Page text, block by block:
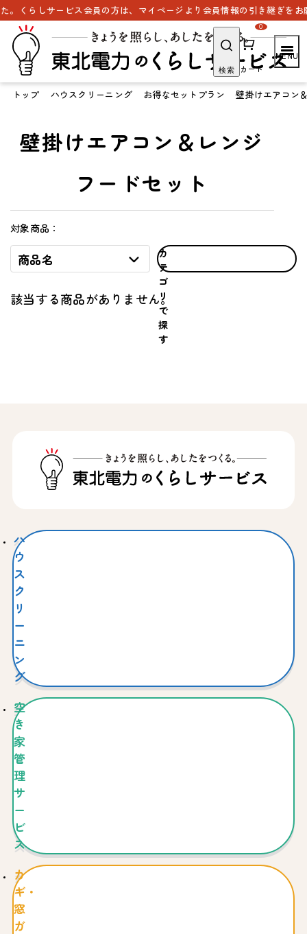
くらしサービス会員の方は、マイページより会員情報の引き継ぎをお願
検索 カート
0
トップ ハウスクリーニング お得なセットプラン 壁掛けエアコン
壁掛けエアコン＆レンジ
フードセット
対象商品：
商品名
カ
テ
ゴ
リ
で
探
す
該当する商品がありません。
ハ
ウ
ス
ク
リ
ー
ニ
ン
グ
空
き
家
管
理
サ
ー
ビ
ス
カ
ギ・
窓
ガ